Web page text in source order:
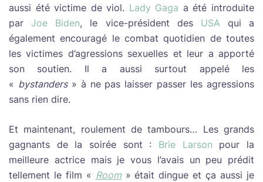
aussi été victime de viol. Lady Gaga a été introduite
parJoe Biden, le vice-président des USAqui a
également encouragé le combat quotidien de toutes
les victimes d’agressions sexuelles et leur a apporté
son soutien. Il a aussi surtout appelé les
« bystanders» à ne pas laisser passer les agressions
sans rien dire.
Et maintenant, roulement de tambours… Les grands
gagnants de la soirée sont : Brie Larson pour la
meilleure actrice mais je vous l’avais un peu prédit
tellement le film « Room» était dingue et ça aussi je